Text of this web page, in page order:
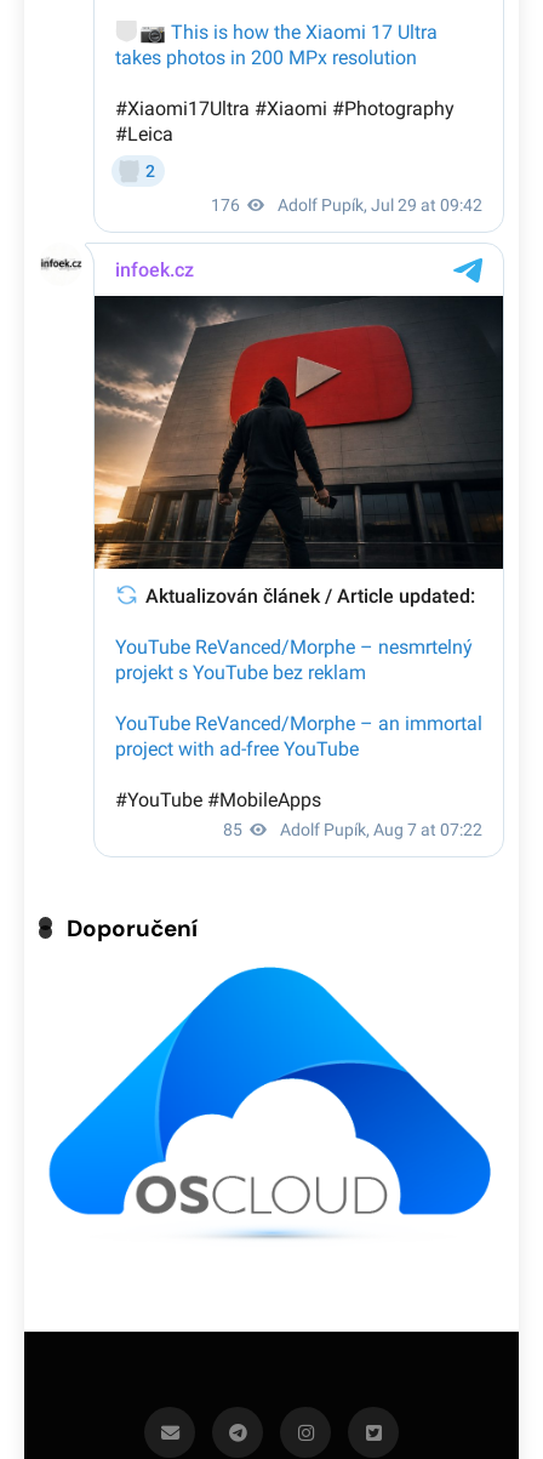
Doporučení